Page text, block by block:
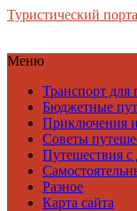
Туристический
Меню
Транспорт для
Бюджетные
Приключения
Советы
Путешествия с
Разное
Карта сайта